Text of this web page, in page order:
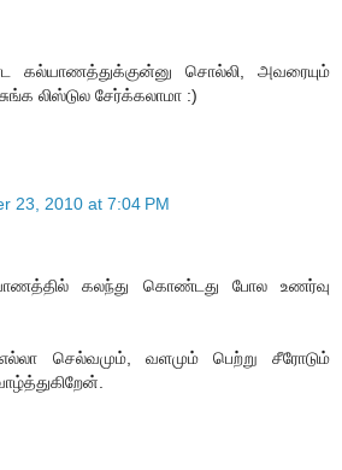
சொல்லி, அவரையும்
லிஸ்டுல சேர்க்கலாமா :)
23, 2010 at 7:04 PM
கலந்து கொண்டது போல உணர்வு
செல்வமும், வளமும் பெற்று சீரோடும்